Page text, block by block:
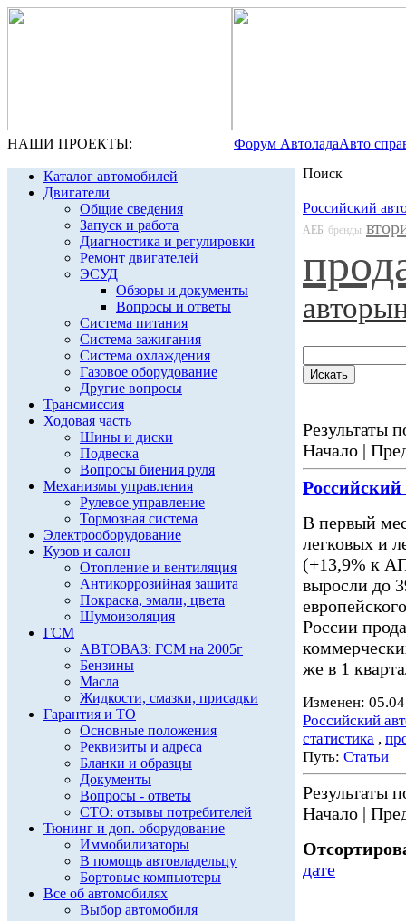
НАШИ ПРОЕКТЫ: Форум АвтоладаАвто
Каталог автомобилей
Двигатели
Общие сведения
Запуск и работа
Диагностика и регулировки
Ремонт двигателей
ЭСУД
Обзоры и документы
Вопросы и ответы
Система питания
Система зажигания
Система охлаждения
Газовое оборудование
Другие вопросы
Трансмиссия
Ходовая часть
Шины и диски
Подвеска
Вопросы биения руля
Механизмы управления
Рулевое управление
Тормозная система
Электрооборудование
Кузов и салон
Отопление и вентиляция
Антикоррозийная защита
Покраска, эмали, цвета
Шумоизоляция
ГСМ
АВТОВАЗ: ГСМ на 2005г
Бензины
Масла
Жидкости, смазки, присадки
Гарантия и ТО
Основные положения
Реквизиты и адреса
Бланки и образцы
Документы
Вопросы - ответы
СТО: отзывы потребителей
Тюнинг и доп. оборудование
Иммобилизаторы
В помощь автовладельцу
Бортовые компьютеры
Все об автомобилях
Выбор автомобиля
Поиск
Российский
АЕБ бренды
Результаты
Начало |
В первый
легковых и
(+13,9% к
выросли до
России
же в 1
Изменен:
Российский
статистика ,
Путь: Статьи
Результаты
Начало |
дате